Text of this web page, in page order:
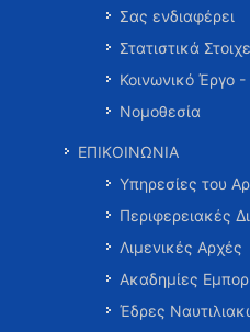
Σας ενδιαφέρει
Στατιστικά
Κοινωνικό Έργο -
Νομοθεσία
ΕΠΙΚΟΙΝΩΝΙΑ
Υπηρεσίες του
Περιφερειακές
Λιμενικές Αρχές
Ακαδημίες
Έδρες